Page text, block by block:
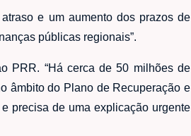
e um aumento dos prazos de
públicas regionais”.
PRR. “Há cerca de 50 milhões de
âmbito do Plano de Recuperação e
precisa de uma explicação urgente